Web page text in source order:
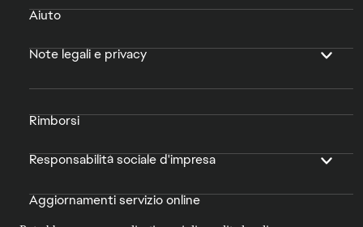
Aiuto
Note legali e privacy
Rimborsi
Responsabilità sociale d'impresa
Aggiornamenti servizio online